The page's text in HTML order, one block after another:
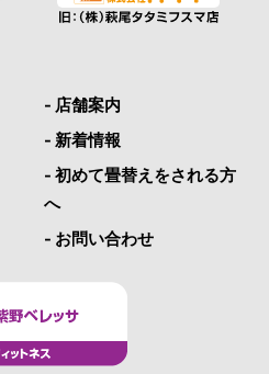
- 店舗案内
- 新着情報
- 初めて畳替えをされる方
へ
- お問い合わせ